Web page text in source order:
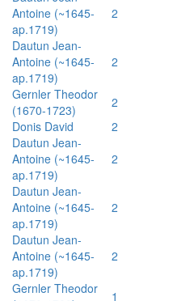
Antoine (~1645-
ap.1719)
2
Dautun Jean-
Antoine (~1645-
ap.1719)
2
Gernler Theodor
(1670-1723)
2
Donis David
2
Dautun Jean-
Antoine (~1645-
ap.1719)
2
Dautun Jean-
Antoine (~1645-
ap.1719)
2
Dautun Jean-
Antoine (~1645-
ap.1719)
2
Gernler Theodor
1